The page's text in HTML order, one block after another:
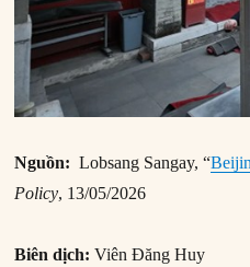
Nguồn: Lobsang Sangay, “
Policy, 13/05/2026
Biên dịch:Viên Đăng Huy